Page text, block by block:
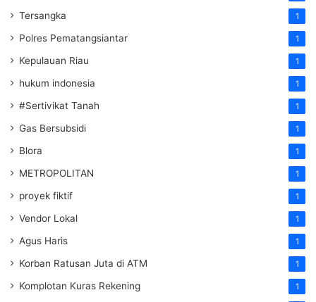
Tersangka 1
Polres Pematangsiantar 1
Kepulauan Riau 1
hukum indonesia 1
#Sertivikat Tanah 1
Gas Bersubsidi 1
Blora 1
METROPOLITAN 1
proyek fiktif 1
Vendor Lokal 1
Agus Haris 1
Korban Ratusan Juta di ATM 1
Komplotan Kuras Rekening 1